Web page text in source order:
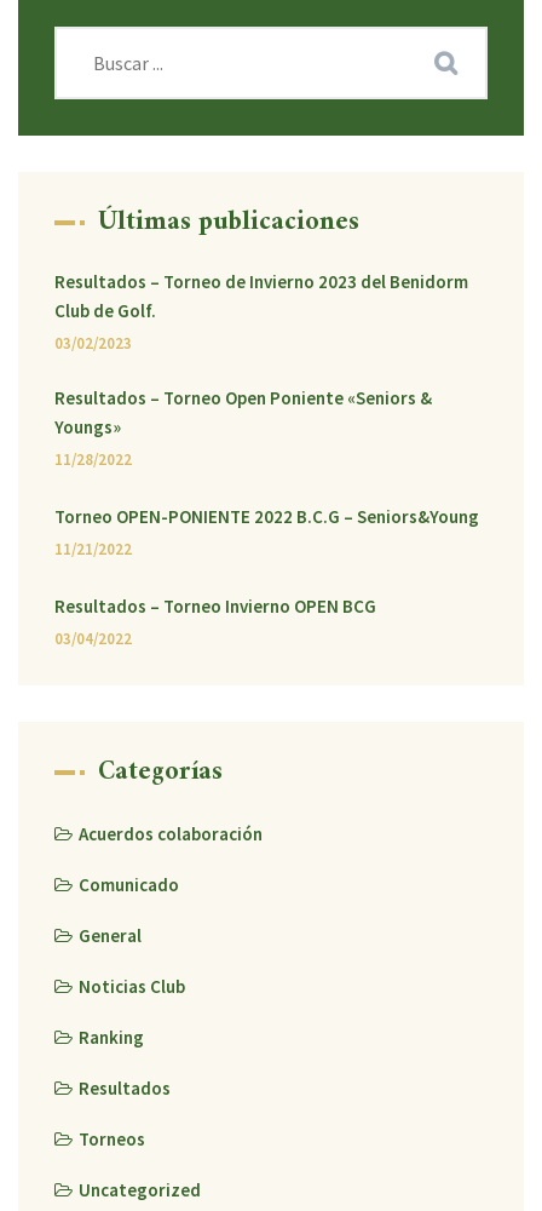
Últimas publicaciones
Resultados – Torneo de Invierno 2023 del Benidorm
Club de Golf.
03/02/2023
Resultados – Torneo Open Poniente «Seniors &
Youngs»
11/28/2022
Torneo OPEN-PONIENTE 2022 B.C.G – Seniors&Young
11/21/2022
Resultados – Torneo Invierno OPEN BCG
03/04/2022
Categorías
Acuerdos colaboración
Comunicado
General
Noticias Club
Ranking
Resultados
Torneos
Uncategorized